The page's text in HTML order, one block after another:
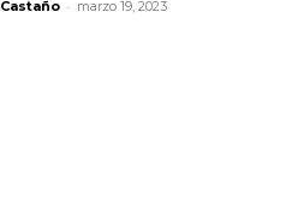
- marzo 19, 2023